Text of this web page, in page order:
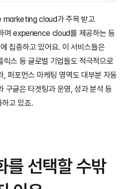
cloud가 주목 받고
experience cloud를 제공하는 등
집중하고 있어요. 이 서비스들은
스 등 글로벌 기업들도 적극적으로
, 퍼포먼스 마케팅 영역도 대부분 자동
구글은 타겟팅과 운영, 성과 분석 등
고 있죠.
를 선택할 수밖